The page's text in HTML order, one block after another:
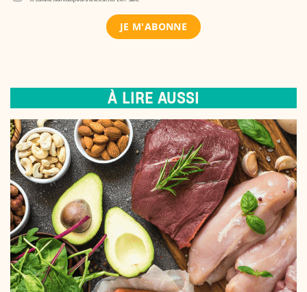
À LIRE AUSSI